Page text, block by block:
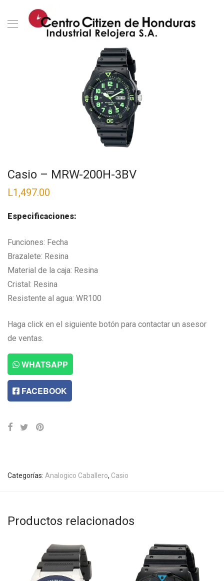
Casio – MRW-200H-3BV
L1,497.00
Especificaciones:
Funciones: Fecha
Brazalete: Resina
Material de la caja: Resina
Cristal: Resina
Resistente al agua: WR100
Haga click en el siguiente botón para contactar un asesor
de ventas.
WHATSAPP
FACEBOOK
Categorías: Analogico Caballero, Casio
Productos relacionados